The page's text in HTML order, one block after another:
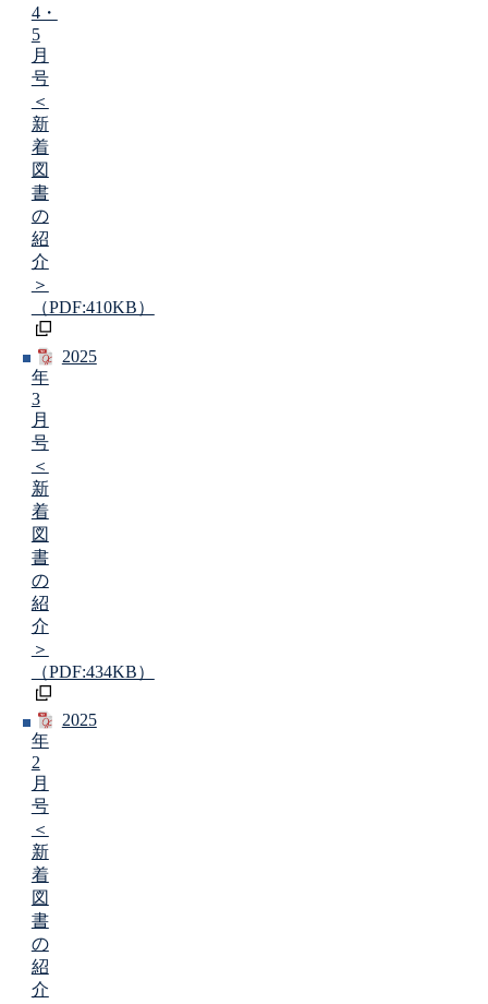
4・
5
月
号
＜
新
着
図
書
の
紹
介
＞
（PDF:410KB）
2025
年
3
月
号
＜
新
着
図
書
の
紹
介
＞
（PDF:434KB）
2025
年
2
月
号
＜
新
着
図
書
の
紹
介